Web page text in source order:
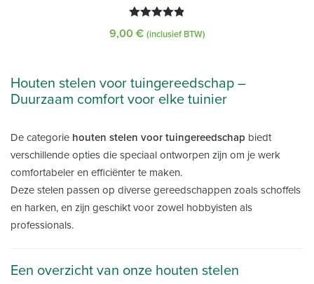
9,00 € (inclusief BTW)
Houten stelen voor tuingereedschap –
Duurzaam comfort voor elke tuinier
De categorie houten stelen voor tuingereedschap biedt
verschillende opties die speciaal ontworpen zijn om je werk
comfortabeler en efficiënter te maken.
Deze stelen passen op diverse gereedschappen zoals schoffels
en harken, en zijn geschikt voor zowel hobbyisten als
professionals.
Een overzicht van onze houten stelen